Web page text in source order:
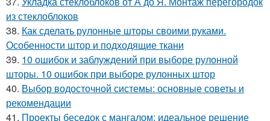
из стеклоблоков
38. Как сделать рулонные шторы своими руками.
Особенности штор и подходящие ткани
39. 10 ошибок и заблуждений при выборе рулонной
шторы. 10 ошибок при выборе рулонных штор
40. Выбор водосточной системы: основные советы и
рекомендации
41. Проекты беседок с мангалом: идеальное решение